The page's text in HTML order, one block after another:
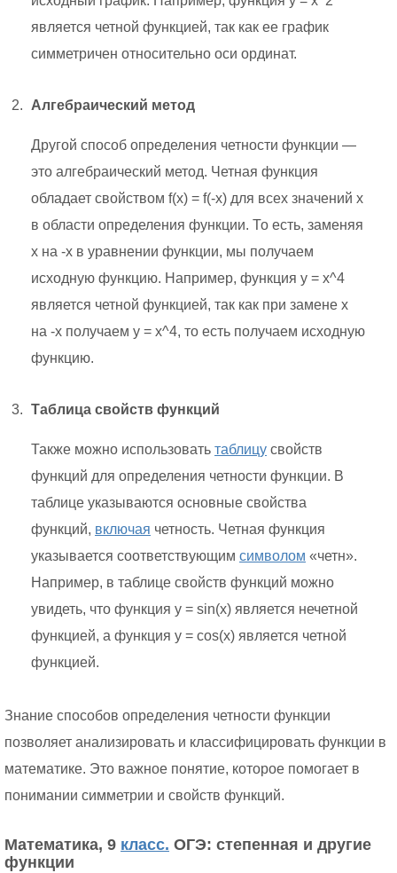
является четной функцией, так как ее график
симметричен относительно оси ординат.
Алгебраический метод
Другой способ определения четности функции —
это алгебраический метод. Четная функция
обладает свойством f(x) = f(-x) для всех значений x
в области определения функции. То есть, заменяя
x на -x в уравнении функции, мы получаем
исходную функцию. Например, функция y = x^4
является четной функцией, так как при замене x
на -x получаем y = x^4, то есть получаем исходную
функцию.
Таблица свойств функций
Также можно использовать таблицу свойств
функций для определения четности функции. В
таблице указываются основные свойства
функций, включая четность. Четная функция
указывается соответствующим символом «четн».
Например, в таблице свойств функций можно
увидеть, что функция y = sin(x) является нечетной
функцией, а функция y = cos(x) является четной
функцией.
Знание способов определения четности функции
позволяет анализировать и классифицировать функции в
математике. Это важное понятие, которое помогает в
понимании симметрии и свойств функций.
Математика, 9 класс. ОГЭ: cтепенная и другие
функции